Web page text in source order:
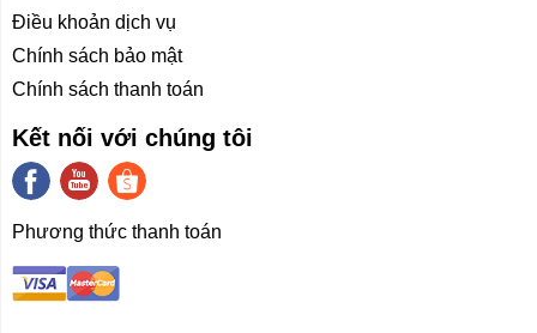
Dell Inspiron 5330
của Intel ra mắt đầu năm nay. Chắc chắn với bộ xử lý
này, người dùng sẽ không phải thất vọng về hiệu năng
mà bộ xử lý này mang lại.
Theo phần mềm benchmark, vi xử lý Core i5 1340P đã
cải thiện đáng kể hiệu năng so với thế hệ thứ 11 trước
đó. Không thể ngờ khi cho rằng hiệu năng của con chip
thế hệ 13 này gấp với thế hệ 11 trước đó. Điều này sẽ
được thể hiện rõ ràng hơn khi người dùng thử nghiệm
với các ứng dụng khác nhau.
Điều khoản dịch vụ
Chính sách bảo mật
Chính sách thanh toán
Kết nối với chúng tôi
Phương thức thanh toán